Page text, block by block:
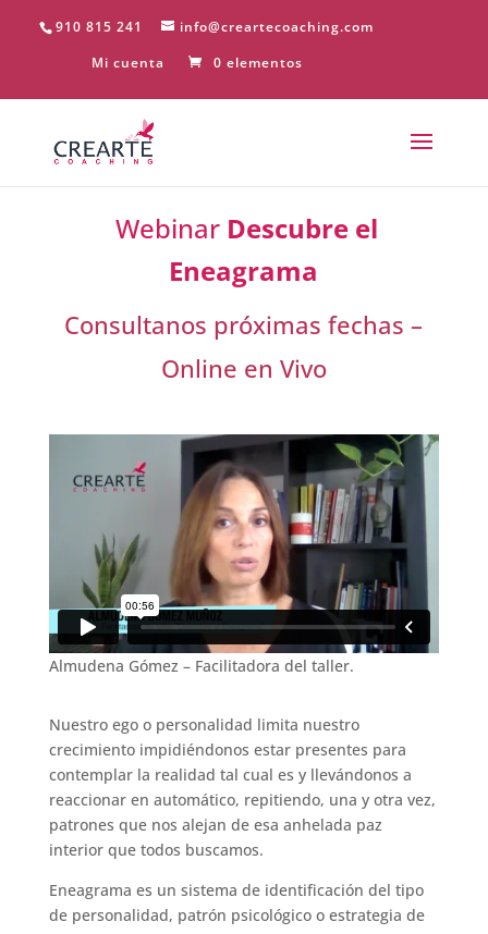
910 815 241
info@creartecoaching.com
Mi cuenta
0 elementos
Webinar Descubre el
Eneagrama
Consultanos próximas fechas –
Online en Vivo
Almudena Gómez – Facilitadora del taller.
Nuestro ego o personalidad limita nuestro
crecimiento impidiéndonos estar presentes para
contemplar la realidad tal cual es y llevándonos a
reaccionar en automático, repitiendo, una y otra vez,
patrones que nos alejan de esa anhelada paz
interior que todos buscamos.
Eneagrama es un sistema de identificación del tipo
de personalidad, patrón psicológico o estrategia de